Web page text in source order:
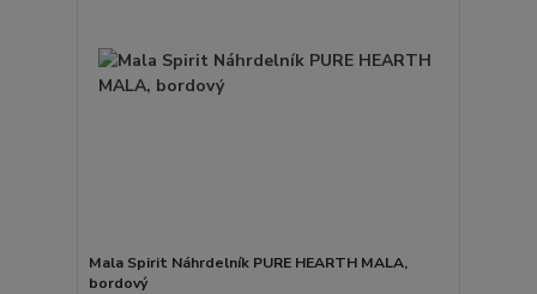
Mala Spirit Náhrdelník PURE HEARTH MALA,
bordový